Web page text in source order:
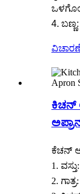
4.
ಕಿಚನ್
ಕೆಚನ್
1.
2.